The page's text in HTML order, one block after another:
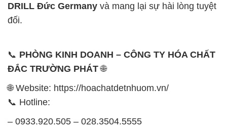
DRILL Đức Germany và mang lại sự hài lòng tuyệt
đối.
📞 PHÒNG KINH DOANH – CÔNG TY HÓA CHẤT
ĐẮC TRƯỜNG PHÁT🌐
🌐 Website: https://hoachatdetnhuom.vn/
📞 Hotline:
– 0933.920.505 – 028.3504.5555